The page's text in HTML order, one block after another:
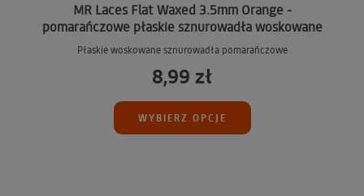
MR Laces Flat Waxed 3.5mm Orange -
pomarańczowe płaskie sznurowadła woskowane
Płaskie woskowane sznurowadła pomarańczowe
8,99 zł
WYBIERZ OPCJE